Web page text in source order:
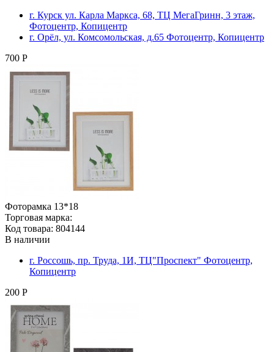
г. Курск ул. Карла Маркса, 68, ТЦ МегаГринн, 3 этаж,
Фотоцентр, Копицентр
г. Орёл, ул. Комсомольская, д.65 Фотоцентр, Копицентр
700 Р
Фоторамка 13*18
Торговая марка:
Код товара: 804144
В наличии
г. Россошь, пр. Труда, 1И, ТЦ"Проспект" Фотоцентр,
Копицентр
200 Р